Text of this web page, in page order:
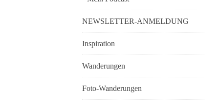
NEWSLETTER-ANMELDUNG
Inspiration
Wanderungen
Foto-Wanderungen